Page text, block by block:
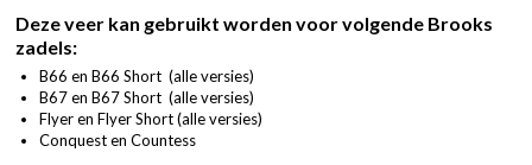
Deze veer kan gebruikt worden voor volgende Brooks
zadels:
B66 en B66 Short (alle versies)
B67 en B67 Short (alle versies)
Flyer en Flyer Short (alle versies)
Conquest en Countess